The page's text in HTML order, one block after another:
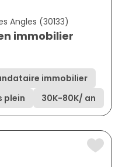
Angles (30133)
immobilier
immobilier
plein 30K-80K/ an